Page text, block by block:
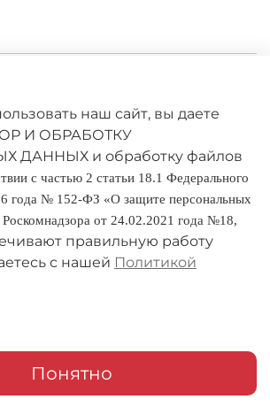
и возврата
наш сайт, вы даете
И ОБРАБОТКУ
ДАННЫХ и обработку файлов
с частью 2 статьи 18.1 Федерального
года № 152-ФЗ «О защите персональных
от 24.02.2021 года №18,
правильную работу
с нашей Политикой
Понятно